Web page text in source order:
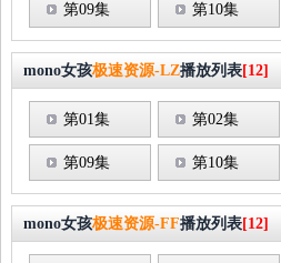
第09集 第10集
mono女孩极速资源-LZ播放列表[12]
第01集 第02集
第09集 第10集
mono女孩极速资源-FF播放列表[12]